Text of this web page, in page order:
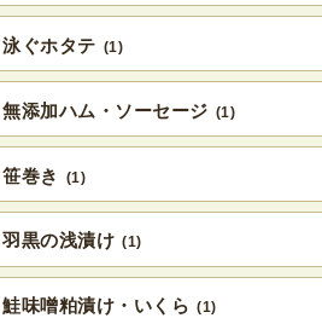
泳ぐホタテ (1)
無添加ハム・ソーセージ (1)
笹巻き (1)
羽黒の浅漬け (1)
鮭味噌粕漬け・いくら (1)